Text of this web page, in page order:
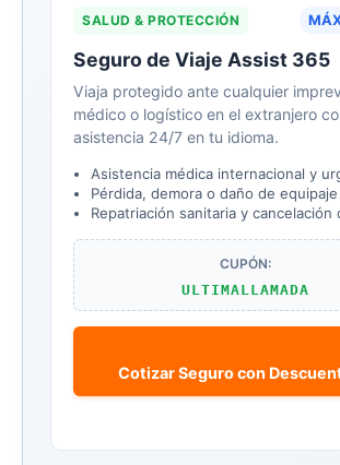
SALUD & PROTECCIÓN
Seguro de Viaje Assist 365
Viaja protegido ante cualquier
médico o logístico en el extranjero
asistencia 24/7 en tu idioma.
Asistencia médica internacional y
Pérdida, demora o daño de equipaje
Repatriación sanitaria y cancelación
CUPÓN:
ULTIMALLAMADA
Cotizar Seguro con